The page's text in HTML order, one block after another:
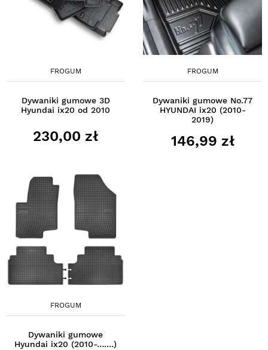
FROGUM
Dywaniki gumowe 3D
Hyundai ix20 od 2010
230,00 zł
FROGUM
Dywaniki gumowe No.77
HYUNDAI ix20 (2010-
2019)
146,99 zł
FROGUM
Dywaniki gumowe
Hyundai ix20 (2010-….…)